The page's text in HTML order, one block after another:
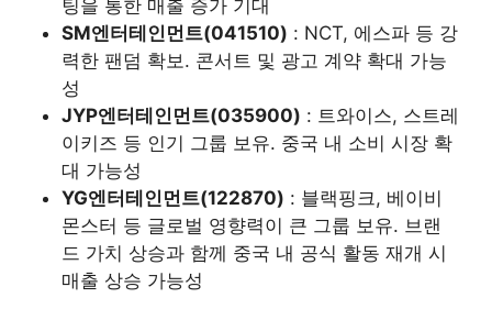
팅을 통한 매출 증가 기대
SM엔터테인먼트(041510) : NCT, 에스파 등 강
력한 팬덤 확보. 콘서트 및 광고 계약 확대 가능
성
JYP엔터테인먼트(035900) : 트와이스, 스트레
이키즈 등 인기 그룹 보유. 중국 내 소비 시장 확
대 가능성
YG엔터테인먼트(122870) : 블랙핑크, 베이비
몬스터 등 글로벌 영향력이 큰 그룹 보유. 브랜
드 가치 상승과 함께 중국 내 공식 활동 재개 시
매출 상승 가능성